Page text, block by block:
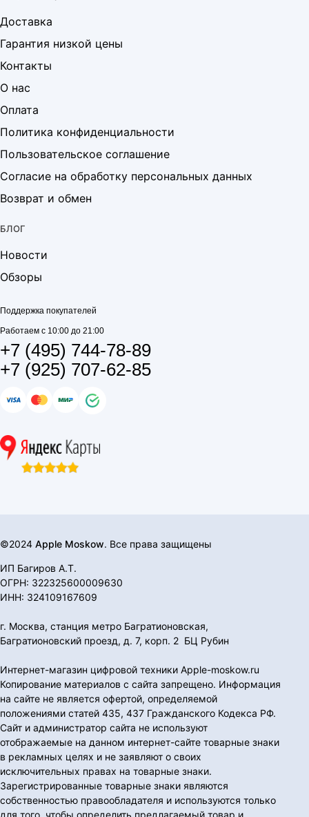
Доставка
Гарантия низкой цены
Контакты
О нас
Оплата
Политика конфиденциальности
Пользовательское соглашение
Согласие на обработку персональных данных
Возврат и обмен
БЛОГ
Новости
Обзоры
Поддержка покупателей
Работаем с 10:00 до 21:00
+7 (495) 744-78-89
+7 (925) 707-62-85
©2024 Apple Moskow. Все права защищены
ИП Багиров А.Т.
ОГРН: 322325600009630
ИНН: 324109167609
г. Москва, станция метро Багратионовская,
Багратионовский проезд, д. 7, корп. 2 БЦ Рубин
Интернет-магазин цифровой техники Apple-moskow.ru
Копирование материалов с сайта запрещено. Информация
на сайте не является офертой, определяемой
положениями статей 435, 437 Гражданского Кодекса РФ.
Сайт и администратор сайта не используют
отображаемые на данном интернет-сайте товарные знаки
в рекламных целях и не заявляют о своих
исключительных правах на товарные знаки.
Зарегистрированные товарные знаки являются
собственностью правообладателя и используются только
для того, чтобы определить предлагаемый товар и